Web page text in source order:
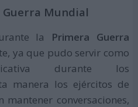
Mundial
la Primera Guerra
ya que pudo servir como
durante los
manera los ejércitos de
conversaciones,